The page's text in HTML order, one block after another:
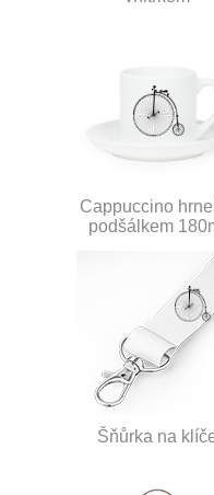
Cappuccino
podšálkem
Šňůrka na